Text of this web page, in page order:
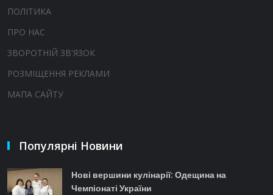
ПОЛІТИКА
ПРО НАС
ЗВОРОТНІЙ ЗВ'ЯЗОК
РОЗМІЩЕННЯ РЕКЛАМИ
МАПА САЙТУ
Популярні Новини
Нові вершини кулінарії: Одещина на
Чемпіонаті України